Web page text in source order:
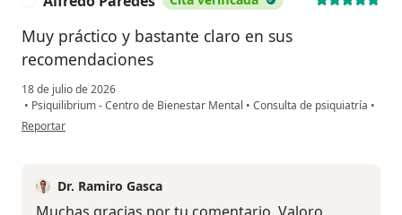
Muy práctico y bastante claro en sus
recomendaciones
18 de julio de 2026
• Psiquilibrium - Centro de Bienestar Mental • Consulta de psiquiatría •
en opinión del usuario Alfredo Paredes
Reportar
Dr. Ramiro Gasca